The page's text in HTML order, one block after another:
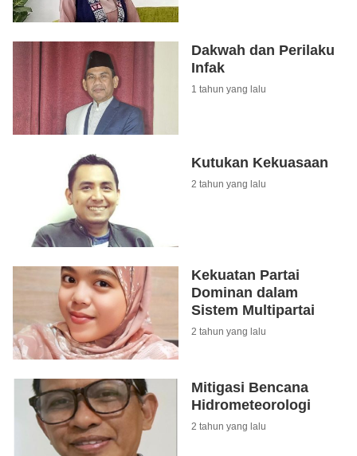
Dakwah dan Perilaku
Infak
1 tahun yang lalu
Kutukan Kekuasaan
2 tahun yang lalu
Kekuatan Partai
Dominan dalam
Sistem Multipartai
2 tahun yang lalu
Mitigasi Bencana
Hidrometeorologi
2 tahun yang lalu